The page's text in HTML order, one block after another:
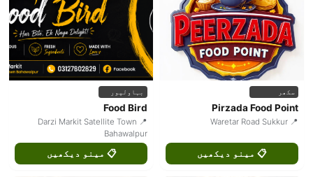
سکھر
Pirzada Food Point
📍 Waretar Road Sukkur
📋 مینو دیکھیں
بہاولپور
Food Bird
📍 Darzi Markit Satellite Town
Bahawalpur
📋 مینو دیکھیں